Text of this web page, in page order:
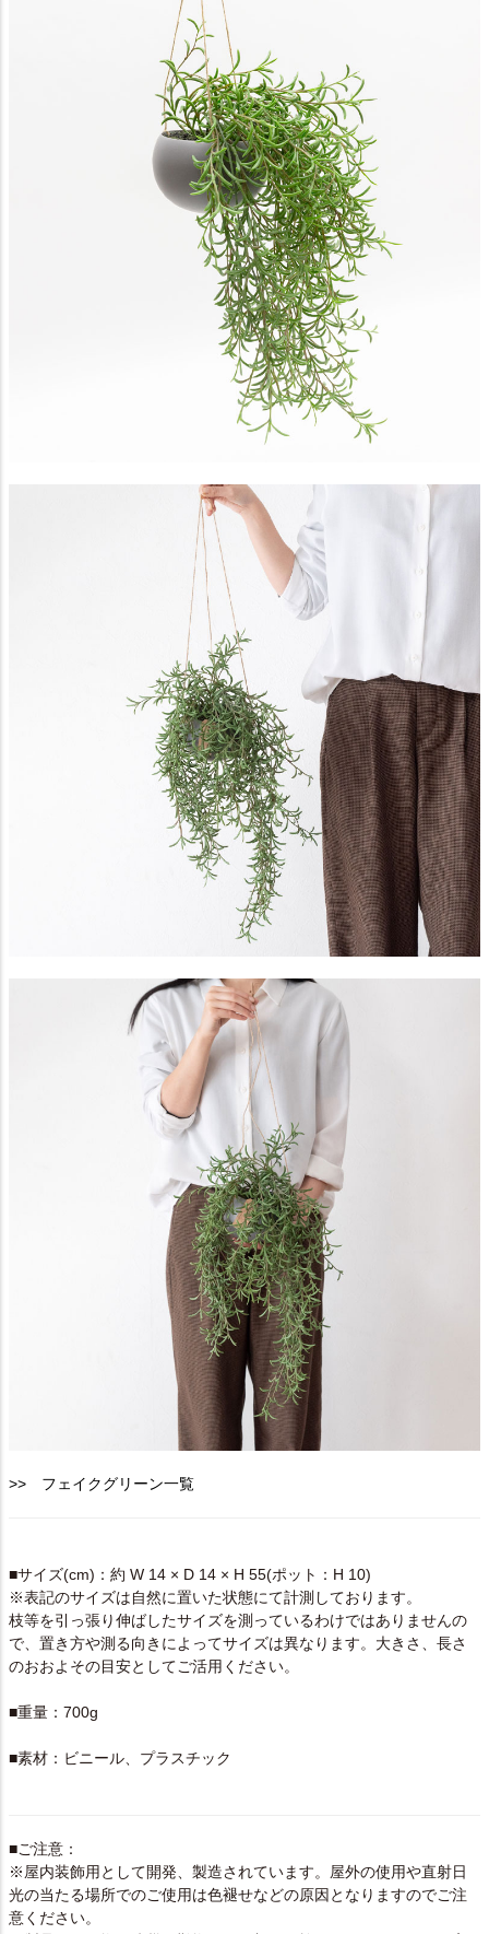
>> フェイクグリーン一覧
■サイズ(cm)：約 W 14 × D 14 × H 55(ポット：H 10)
※表記のサイズは自然に置いた状態にて計測しております。
枝等を引っ張り伸ばしたサイズを測っているわけではありませんの
で、置き方や測る向きによってサイズは異なります。大きさ、長さ
のおおよその目安としてご活用ください。
■重量：700g
■素材：ビニール、プラスチック
■ご注意：
※屋内装飾用として開発、製造されています。屋外の使用や直射日
光の当たる場所でのご使用は色褪せなどの原因となりますのでご注
意ください。